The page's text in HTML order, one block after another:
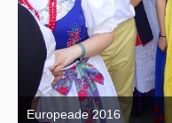
Europeade 2016